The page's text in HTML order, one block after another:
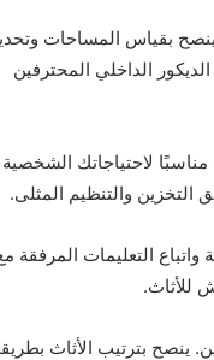
بقياس المساحات
الداخلي المحترفين
لاحتياجاتك
والتنظيم المثلى.
واتباع التعليمات المرفقة
للأثاث.
ينصح بترتيب الأثاث